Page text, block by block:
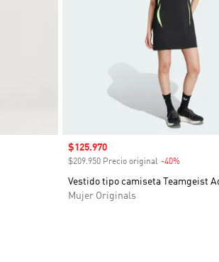
Precio de venta
$125.970
$209.950 Precio original -40%
Vestido tipo camiseta Teamgeist
Mujer Originals